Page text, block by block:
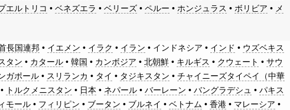
エルトリコ •ベネズエラ •ベリーズ •ペルー •ホンジュラス •ボリビア • メ
長国連邦 • イエメン • イラク • イラン • インドネシア • インド • ウズベキス
タン • カタール •韓国 • カンボジア •北朝鮮 • キルギス • クウェート •サウ
ガポール • スリランカ • タイ • タジキスタン •チャイニーズタイペイ（中華
• トルクメニスタン • 日本 • ネパール •バーレーン •バングラデシュ •パキス
モール • フィリピン • ブータン • ブルネイ •ベトナム •香港 • マレーシア •